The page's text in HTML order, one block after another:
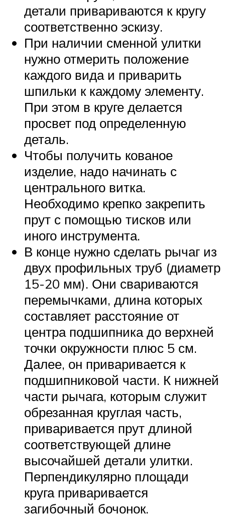
детали привариваются к кругу
соответственно эскизу.
При наличии сменной улитки
нужно отмерить положение
каждого вида и приварить
шпильки к каждому элементу.
При этом в круге делается
просвет под определенную
деталь.
Чтобы получить кованое
изделие, надо начинать с
центрального витка.
Необходимо крепко закрепить
прут с помощью тисков или
иного инструмента.
В конце нужно сделать рычаг из
двух профильных труб (диаметр
15-20 мм). Они свариваются
перемычками, длина которых
составляет расстояние от
центра подшипника до верхней
точки окружности плюс 5 см.
Далее, он приваривается к
подшипниковой части. К нижней
части рычага, которым служит
обрезанная круглая часть,
приваривается прут длиной
соответствующей длине
высочайшей детали улитки.
Перпендикулярно площади
круга приваривается
загибочный бочонок.